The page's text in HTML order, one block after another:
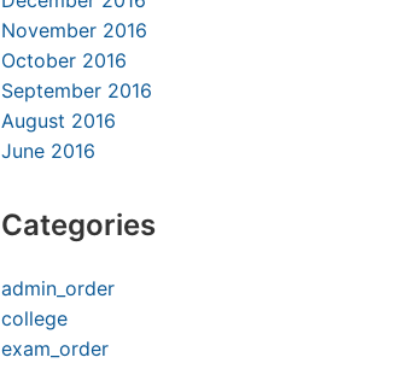
November 2016
October 2016
September 2016
August 2016
June 2016
Categories
admin_order
college
exam_order